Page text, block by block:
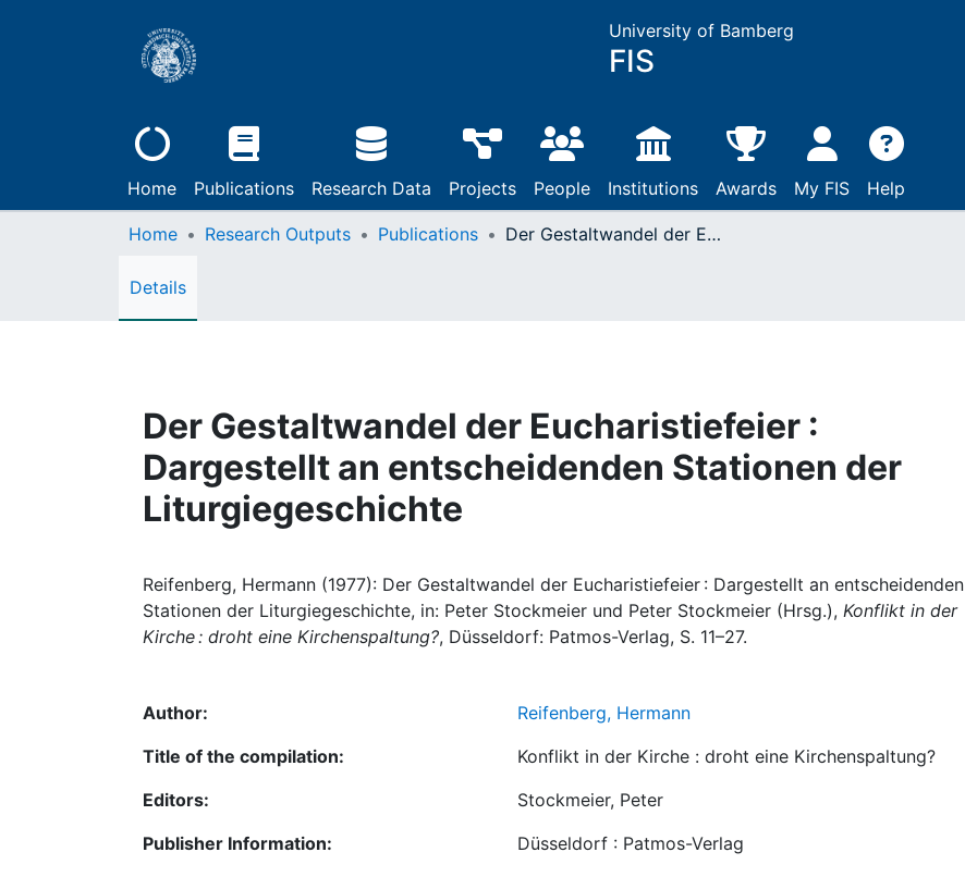
University of Bamberg
FIS
Home Publications Research Data Projects People Institutions Awards My FIS Help
Home Research Outputs Publications Der Gestaltwandel der Eucharistiefeier : Dargestellt an entscheidenden Stationen der Liturgiegeschichte
Details
Der Gestaltwandel der Eucharistiefeier :
Dargestellt an entscheidenden Stationen der
Liturgiegeschichte
Reifenberg, Hermann (1977): Der Gestaltwandel der Eucharistiefeier : Dargestellt an entscheidenden
Stationen der Liturgiegeschichte, in: Peter Stockmeier und Peter Stockmeier (Hrsg.), Konflikt in der
Kirche : droht eine Kirchenspaltung?, Düsseldorf: Patmos-Verlag, S. 11–27.
Author:
Reifenberg, Hermann
Title of the compilation:
Konflikt in der Kirche : droht eine Kirchenspaltung?
Editors:
Stockmeier, Peter
Publisher Information:
Düsseldorf : Patmos-Verlag